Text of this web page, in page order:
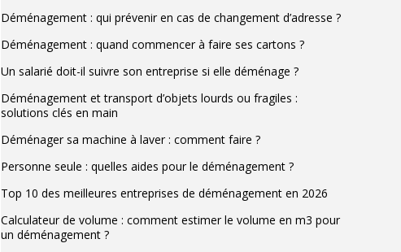
Déménagement : qui prévenir en cas de changement d’adresse ?
Déménagement : quand commencer à faire ses cartons ?
Un salarié doit-il suivre son entreprise si elle déménage ?
Déménagement et transport d’objets lourds ou fragiles :
solutions clés en main
Déménager sa machine à laver : comment faire ?
Personne seule : quelles aides pour le déménagement ?
Top 10 des meilleures entreprises de déménagement en 2026
Calculateur de volume : comment estimer le volume en m3 pour
un déménagement ?